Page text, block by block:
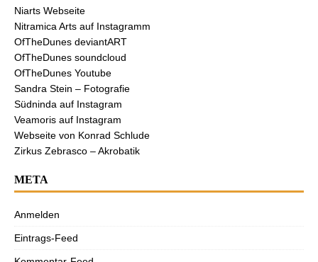
Niarts Webseite
Nitramica Arts auf Instagramm
OfTheDunes deviantART
OfTheDunes soundcloud
OfTheDunes Youtube
Sandra Stein – Fotografie
Südninda auf Instagram
Veamoris auf Instagram
Webseite von Konrad Schlude
Zirkus Zebrasco – Akrobatik
META
Anmelden
Eintrags-Feed